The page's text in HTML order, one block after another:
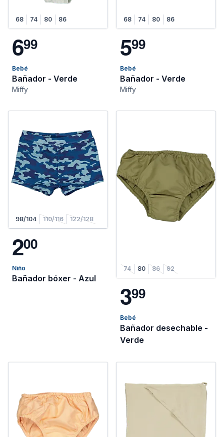
68 74 80 86
699
Bebé
Bañador - Verde
Miffy
68 74 80 86
599
Bebé
Bañador - Verde
Miffy
98/104 110/116 122/128
200
Niño
Bañador bóxer - Azul
74 80 86 92
399
Bebé
Bañador desechable -
Verde